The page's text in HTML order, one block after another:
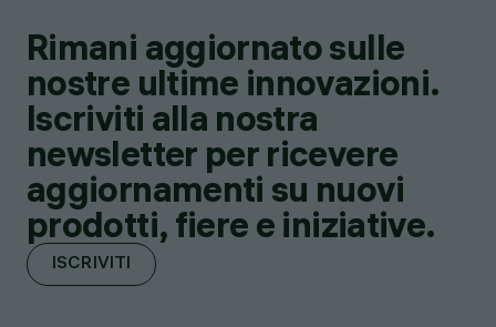
Rimani aggiornato sulle
nostre ultime innovazioni.
Iscriviti alla nostra
newsletter per ricevere
aggiornamenti su nuovi
prodotti, fiere e iniziative.
ISCRIVITI